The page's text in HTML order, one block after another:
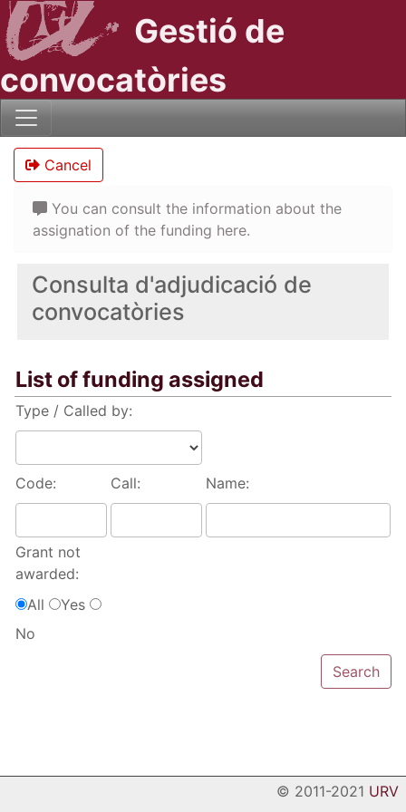
Gestió de
convocatòries
Consulta d'adjudicació de
convocatòries
List of funding assigned
Type / Called by:
Code: Call: Name:
Grant not
awarded:
All
Yes
No
Cancel
You can consult the information about the
assignation of the funding here.
© 2011-2021 URV